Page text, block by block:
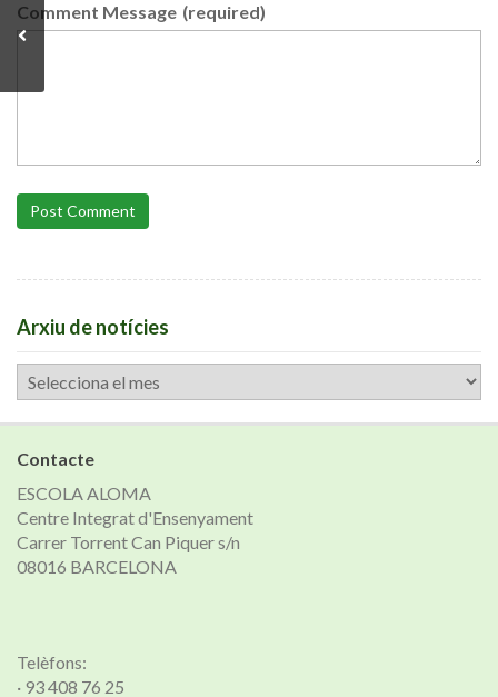
Comment Message (required)
Post Comment
Arxiu de notícies
Arxiu
de
notícies
Contacte
ESCOLA ALOMA
Centre Integrat d'Ensenyament
Carrer Torrent Can Piquer s/n
08016 BARCELONA
Telèfons:
· 93 408 76 25